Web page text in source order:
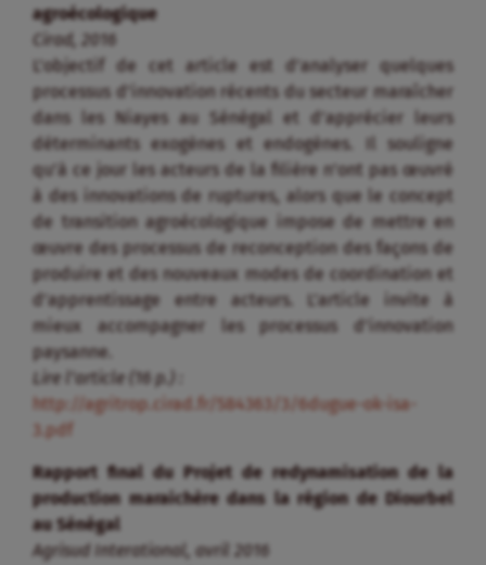
agroécologique
Cirad, 2016
L’objectif de cet article est d’analyser quelques
processus d’innovation récents du secteur maraîcher
dans les Niayes au Sénégal et d’apprécier leurs
déterminants exogènes et endogènes. Il souligne
qu’à ce jour les acteurs de la filière n’ont pas œuvré
à des innovations de ruptures, alors que le concept
de transition agroécologique impose de mettre en
œuvre des processus de reconception des façons de
produire et des nouveaux modes de coordination et
d’apprentissage entre acteurs. L’article invite à
mieux accompagner les processus d’innovation
paysanne.
Lire l’article (16 p.) :
http://agritrop.cirad.fr/584363/3/6dugue-ok-isa-
3.pdf
Rapport final du Projet de redynamisation de la
production maraichère dans la région de Diourbel
au Sénégal
Agrisud Interational, avril 2016